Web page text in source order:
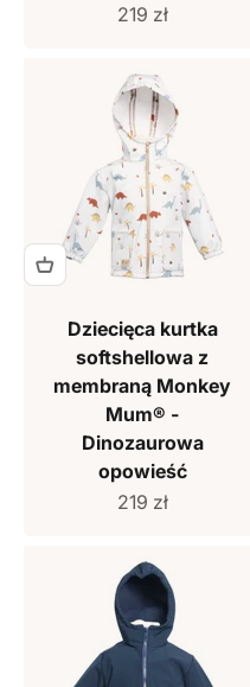
Cena sprzedaży
219 zł
Dziecięca kurtka
softshellowa z
membraną Monkey
Mum® -
Dinozaurowa
opowieść
Cena sprzedaży
219 zł